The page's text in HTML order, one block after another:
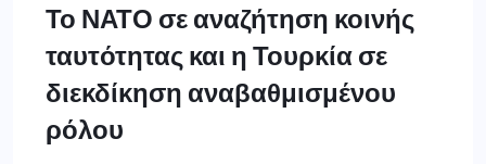
Το ΝΑΤΟ σε αναζήτηση κοινής
ταυτότητας και η Τουρκία σε
διεκδίκηση αναβαθμισμένου
ρόλου